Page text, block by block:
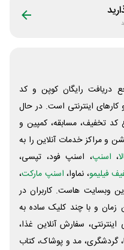
دریافت رایگان کوپن و کد
اینترنتی است. در حال
کد تخفیف، مسابقه، کمپین و
و مراکز خدمات آنلاین را به
، اسنپ، اسنپ فود، تپسی،
فیلیمو، نماوا، اسنپ مارکت،
وبسایت ‌هاست. کاربران در
زمان و با چند کلیک ساده به
سفارش آنلاین غذا،
گردشگری، مد و پوشاک، کتاب